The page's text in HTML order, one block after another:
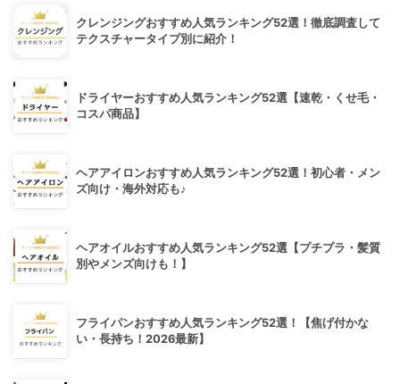
クレンジングおすすめ人気ランキング52選！徹底調査して
テクスチャータイプ別に紹介！
ドライヤーおすすめ人気ランキング52選【速乾・くせ毛・
コスパ商品】
ヘアアイロンおすすめ人気ランキング52選！初心者・メン
ズ向け・海外対応も♪
ヘアオイルおすすめ人気ランキング52選【プチプラ・髪質
別やメンズ向けも！】
フライパンおすすめ人気ランキング52選！【焦げ付かな
い・長持ち！2026最新】